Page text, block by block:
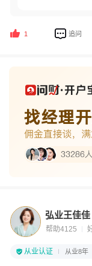
1 追问
弘业王佳佳
帮助4125
从业认证 从业8年